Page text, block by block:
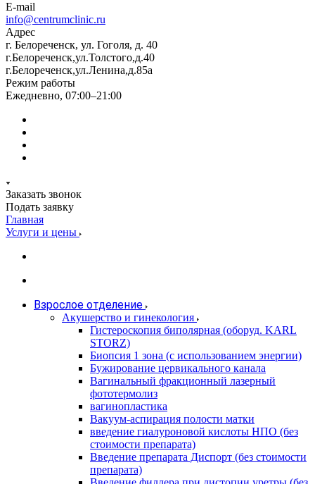
E-mail
info@centrumclinic.ru
Адрес
г. Белореченск, ул. Гоголя, д. 40
г.Белореченск,ул.Толстого,д.40
г.Белореченск,ул.Ленина,д.85а
Режим работы
Ежедневно, 07:00–21:00
Заказать звонок
Подать заявку
Главная
Услуги и цены
Взрослое отделение
Акушерство и гинекология
Гистероскопия биполярная (оборуд. KARL
STORZ)
Биопсия 1 зона (с использованием энергии)
Бужирование цервикального канала
Вагинальный фракционный лазерный
фототермолиз
вагинопластика
Вакуум-аспирация полости матки
введение гиалуроновой кислоты НПО (без
стоимости препарата)
Введение препарата Диспорт (без стоимости
препарата)